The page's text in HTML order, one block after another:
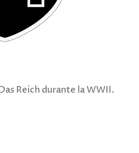
Reich durante la WWII.